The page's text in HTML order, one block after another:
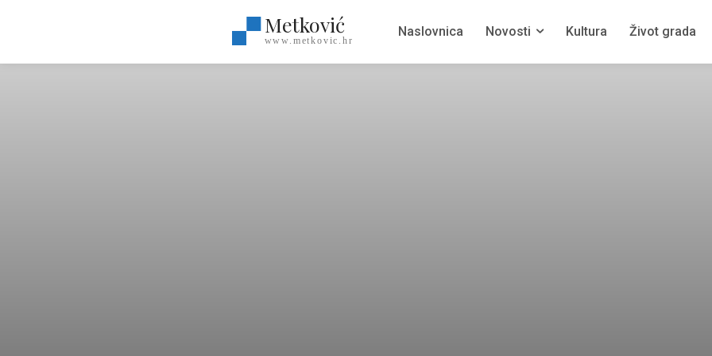
Metković
www.metkovic.hr
Naslovnica Novosti Kultura Život grada